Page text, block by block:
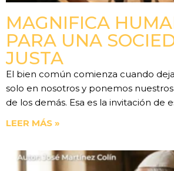
MAGNIFICA
PARA UNA
JUSTA
El bien común comienza cuando
solo en nosotros y ponemos
de los demás. Esa es la invitación de
LEER MÁS »